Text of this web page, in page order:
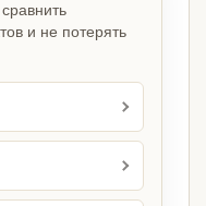
и не потерять